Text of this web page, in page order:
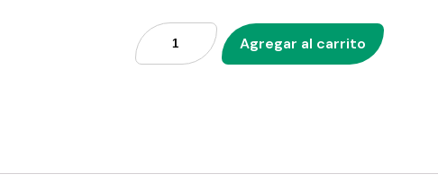
Agregar al carrito